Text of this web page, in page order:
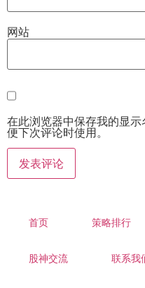
网站
在此浏览器中保存我的显
便下次评论时使用。
首页 策略排行
股神交流 联系我